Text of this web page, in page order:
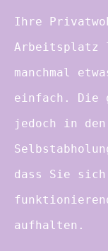
Ihre
Arbeitsplatz
manchmal
einfach. Die
jedoch in
dass Sie
aufhalten.